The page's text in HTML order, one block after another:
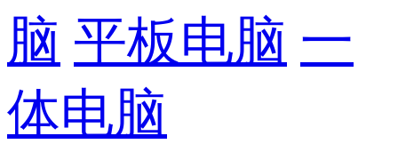
脑 平板电脑 一
体电脑